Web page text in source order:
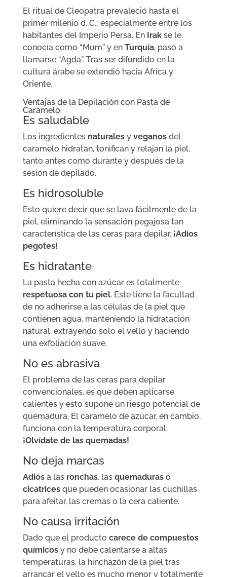
El ritual de Cleopatra prevaleció hasta el
primer milenio d. C.; especialmente entre los
habitantes del Imperio Persa. En Irakse le
conocía como “Mum” y en Turquía, pasó a
llamarse “Agda”. Tras ser difundido en la
cultura árabe se extendió hacia África y
Oriente.
Ventajas de la Depilación con Pasta de
Caramelo
Es saludable
Los ingredientes naturalesy veganosdel
caramelo hidratan, tonifican y relajan la piel,
tanto antes como durante y después de la
sesión de depilado.
Es hidrosoluble
Esto quiere decir que se lava fácilmente de la
piel, eliminando la sensación pegajosa tan
característica de las ceras para depilar. ¡Adios
pegotes!
Es hidratante
La pasta hecha con azúcar es totalmente
respetuosa con tu piel. Este tiene la facultad
de no adherirse a las células de la piel que
contienen agua, manteniendo la hidratación
natural, extrayendo solo el vello y haciendo
una exfoliación suave.
No es abrasiva
El problema de las ceras para depilar
convencionales, es que deben aplicarse
calientes y esto supone un riesgo potencial de
quemadura. El caramelo de azúcar, en cambio,
funciona con la temperatura corporal.
¡Olvídate de las quemadas!
No deja marcas
Adiósa las ronchas, las quemaduraso
cicatricesque pueden ocasionar las cuchillas
para afeitar, las cremas o la cera caliente.
No causa irritación
Dado que el producto carece de compuestos
químicosy no debe calentarse a altas
temperaturas, la hinchazón de la piel tras
arrancar el vello es mucho menor y totalmente